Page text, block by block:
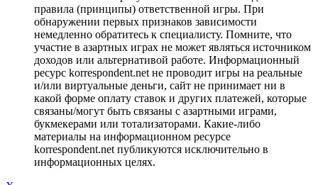
правила (принципы) ответственной игры. При
обнаружении первых признаков зависимости
немедленно обратитесь к специалисту. Помните, что
участие в азартных играх не может являться источником
доходов или альтернативой работе. Информационный
ресурс korrespondent.net не проводит игры на реальные
и/или виртуальные деньги, сайт не принимает ни в
какой форме оплату ставок и других платежей, которые
связаны/могут быть связаны с азартными играми,
букмекерами или тотализаторами. Какие-либо
материалы на информационном ресурсе
korrespondent.net публикуются исключительно в
информационных целях.